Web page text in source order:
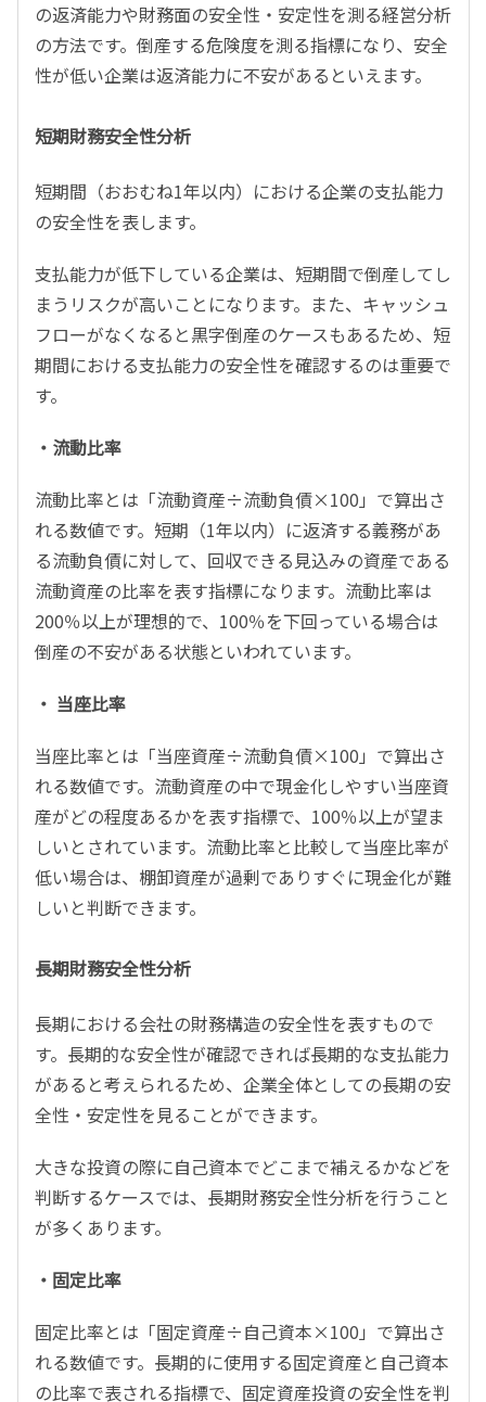
の返済能力や財務面の安全性・安定性を測る経営分析
の方法です。倒産する危険度を測る指標になり、安全
性が低い企業は返済能力に不安があるといえます。
短期財務安全性分析
短期間（おおむね1年以内）における企業の支払能力
の安全性を表します。
支払能力が低下している企業は、短期間で倒産してし
まうリスクが高いことになります。また、キャッシュ
フローがなくなると黒字倒産のケースもあるため、短
期間における支払能力の安全性を確認するのは重要で
す。
・流動比率
流動比率とは「流動資産÷流動負債×100」で算出さ
れる数値です。短期（1年以内）に返済する義務があ
る流動負債に対して、回収できる見込みの資産である
流動資産の比率を表す指標になります。流動比率は
200％以上が理想的で、100％を下回っている場合は
倒産の不安がある状態といわれています。
・ 当座比率
当座比率とは「当座資産÷流動負債×100」で算出さ
れる数値です。流動資産の中で現金化しやすい当座資
産がどの程度あるかを表す指標で、100％以上が望ま
しいとされています。流動比率と比較して当座比率が
低い場合は、棚卸資産が過剰でありすぐに現金化が難
しいと判断できます。
長期財務安全性分析
長期における会社の財務構造の安全性を表すもので
す。長期的な安全性が確認できれば長期的な支払能力
があると考えられるため、企業全体としての長期の安
全性・安定性を見ることができます。
大きな投資の際に自己資本でどこまで補えるかなどを
判断するケースでは、長期財務安全性分析を行うこと
が多くあります。
・固定比率
固定比率とは「固定資産÷自己資本×100」で算出さ
れる数値です。長期的に使用する固定資産と自己資本
の比率で表される指標で、固定資産投資の安全性を判